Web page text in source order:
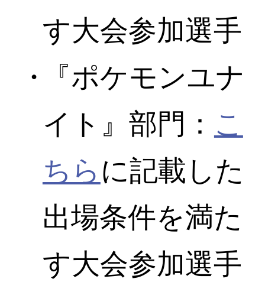
す大会参加選手
『ポケモンユナ
イト』部門： こ
ちら に記載した
出場条件を満た
す大会参加選手